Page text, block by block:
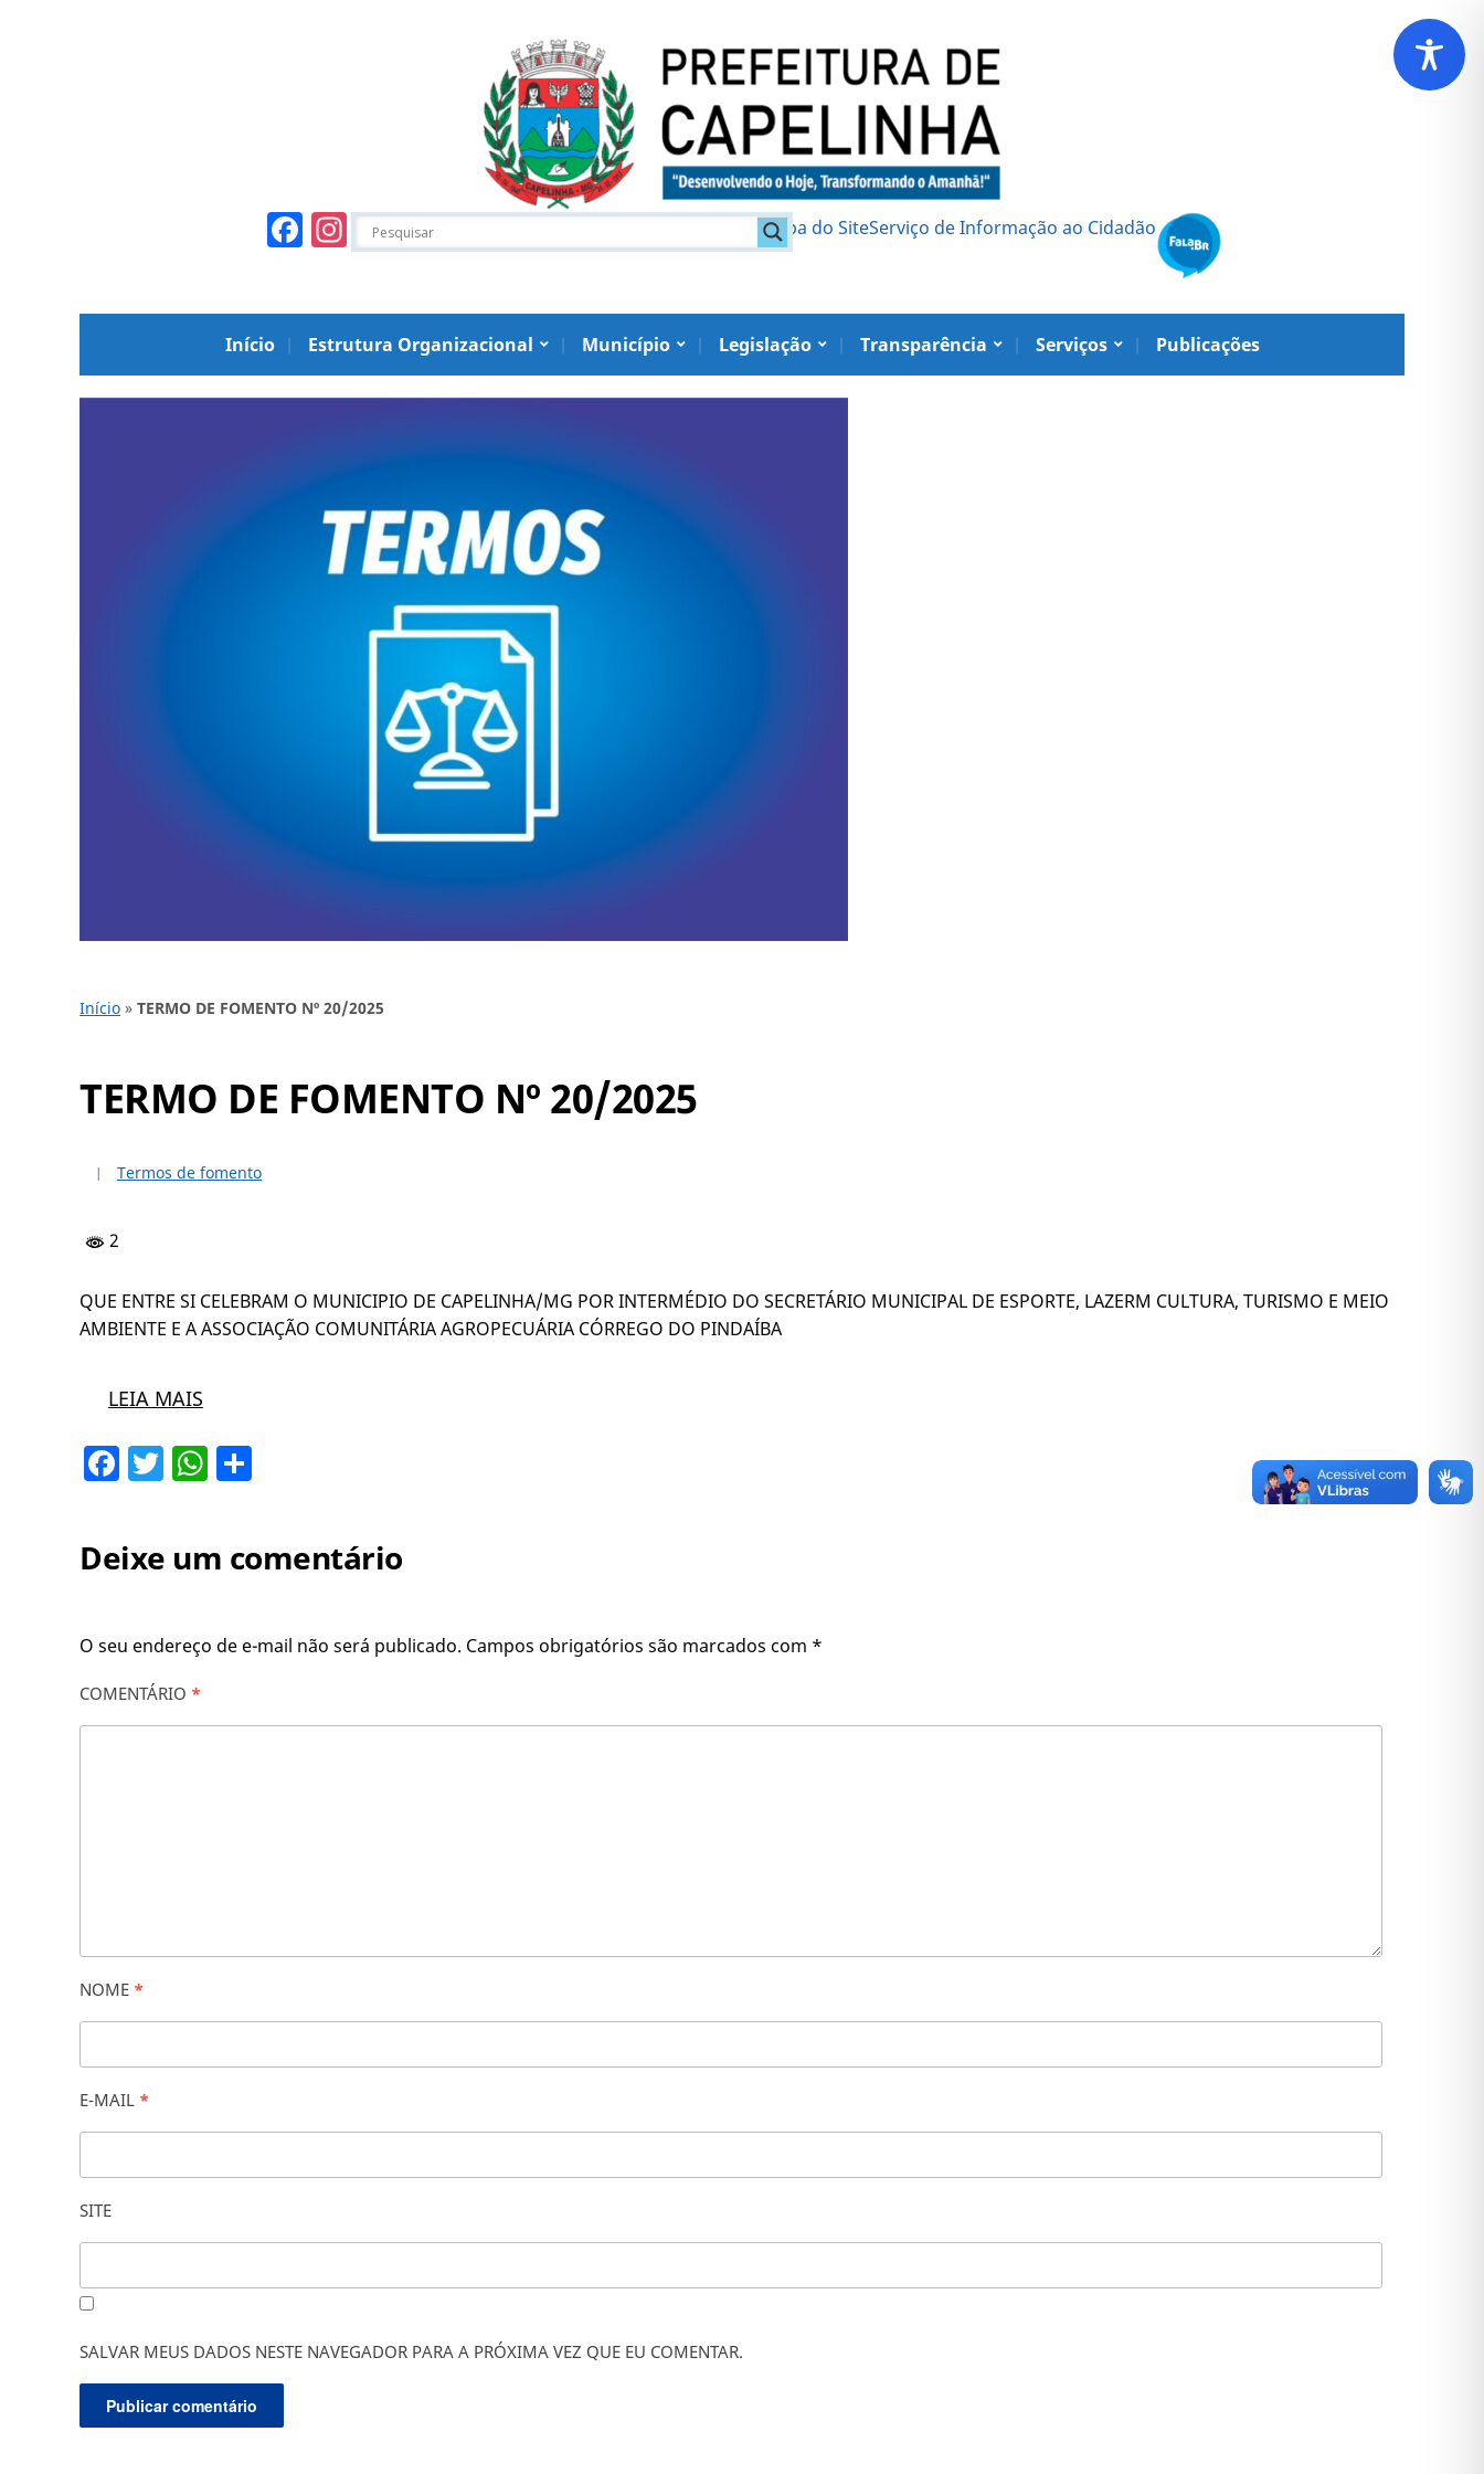
Facebook
Instagram Mapa do SiteServiço de Informação ao Cidadão
Início Estrutura Organizacional Município Legislação Transparência Serviços Publicações
Início » TERMO DE FOMENTO Nº 20/2025
TERMO DE FOMENTO Nº 20/2025
Termos de fomento
2
QUE ENTRE SI CELEBRAM O MUNICIPIO DE CAPELINHA/MG POR INTERMÉDIO DO SECRETÁRIO MUNICIPAL DE ESPORTE, LAZERM CULTURA, TURISMO E MEIO
AMBIENTE E A ASSOCIAÇÃO COMUNITÁRIA AGROPECUÁRIA CÓRREGO DO PINDAÍBA
LEIA MAIS
Facebook
TwitterWhatsApp
Deixe um comentário
O seu endereço de e-mail não será publicado. Campos obrigatórios são marcados com *
COMENTÁRIO *
NOME *
E-MAIL *
SITE
SALVAR MEUS DADOS NESTE NAVEGADOR PARA A PRÓXIMA VEZ QUE EU COMENTAR.